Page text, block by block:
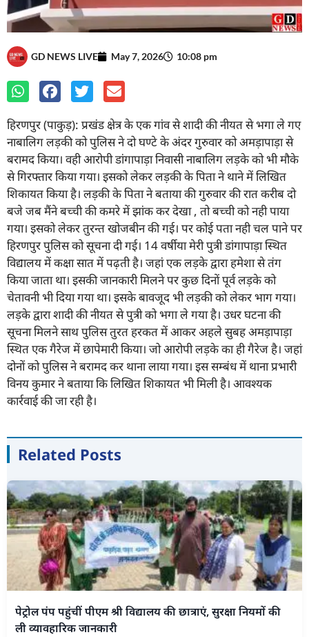
GD NEWS LIVE May 7, 2026 10:08 pm
हिरणपुर (पाकुड़): प्रखंड क्षेत्र के एक गांव से शादी की नीयत से भगा ले गए
नाबालिग लड़की को पुलिस ने दो घण्टे के अंदर गुरुवार को अमड़ापाड़ा से
बरामद किया। वही आरोपी डांगापाड़ा निवासी नाबालिग लड़के को भी मौके
से गिरफ्तार किया गया। इसको लेकर लड़की के पिता ने थाने में लिखित
शिकायत किया है। लड़की के पिता ने बताया की गुरुवार की रात करीब दो
बजे जब मैंने बच्ची की कमरे में झांक कर देखा , तो बच्ची को नही पाया
गया। इसको लेकर तुरन्त खोजबीन की गई। पर कोई पता नही चल पाने पर
हिरणपुर पुलिस को सूचना दी गई। 14 वर्षीया मेरी पुत्री डांगापाड़ा स्थित
विद्यालय में कक्षा सात में पढ़ती है। जहां एक लड़के द्वारा हमेशा से तंग
किया जाता था। इसकी जानकारी मिलने पर कुछ दिनों पूर्व लड़के को
चेतावनी भी दिया गया था। इसके बावजूद भी लड़की को लेकर भाग गया।
लड़के द्वारा शादी की नीयत से पुत्री को भगा ले गया है। उधर घटना की
सूचना मिलने साथ पुलिस तुरत हरकत में आकर अहले सुबह अमड़ापाड़ा
स्थित एक गैरेज में छापेमारी किया। जो आरोपी लड़के का ही गैरेज है। जहां
दोनों को पुलिस ने बरामद कर थाना लाया गया। इस सम्बंध में थाना प्रभारी
विनय कुमार ने बताया कि लिखित शिकायत भी मिली है। आवश्यक
कार्रवाई की जा रही है।
Related Posts
पेट्रोल पंप पहुंचीं पीएम श्री विद्यालय की छात्राएं, सुरक्षा नियमों की
ली व्यावहारिक जानकारी